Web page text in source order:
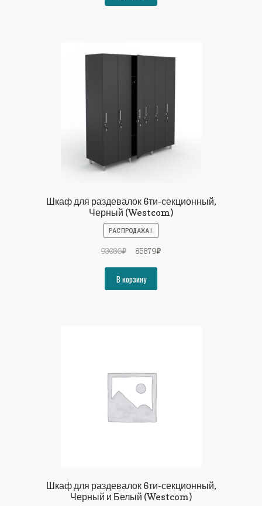
116294₽.
Шкаф для раздевалок 6ти-секционный,
Черный (Westcom)
РАСПРОДАЖА!
93036₽
Первоначальная
составляла
93036₽.
85879₽Текущая
В корзину
Шкаф для раздевалок 6ти-секционный,
Черный и Белый (Westcom)